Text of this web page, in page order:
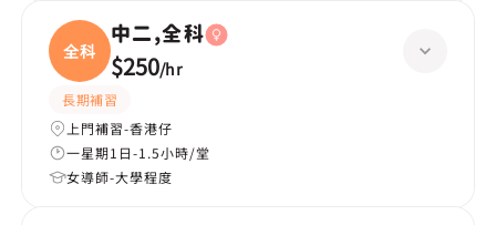
全科
中二,全科
$250/hr
長期補習
上門補習-香港仔
一星期1日-1.5小時/堂
女導師-大學程度